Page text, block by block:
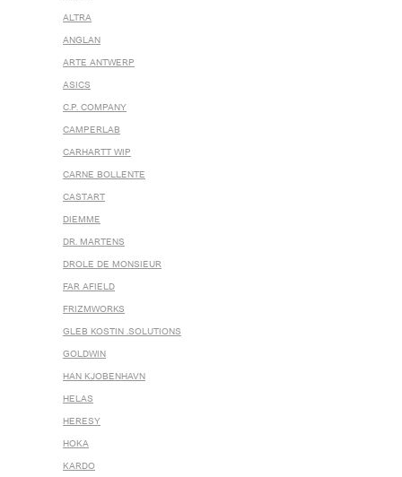
ALTRA
ANGLAN
ARTE ANTWERP
ASICS
C.P. COMPANY
CAMPERLAB
CARHARTT WIP
CARNE BOLLENTE
CASTART
DIEMME
DR. MARTENS
DROLE DE MONSIEUR
FAR AFIELD
FRIZMWORKS
GLEB KOSTIN .SOLUTIONS
GOLDWIN
HAN KJOBENHAVN
HELAS
HERESY
HOKA
KARDO